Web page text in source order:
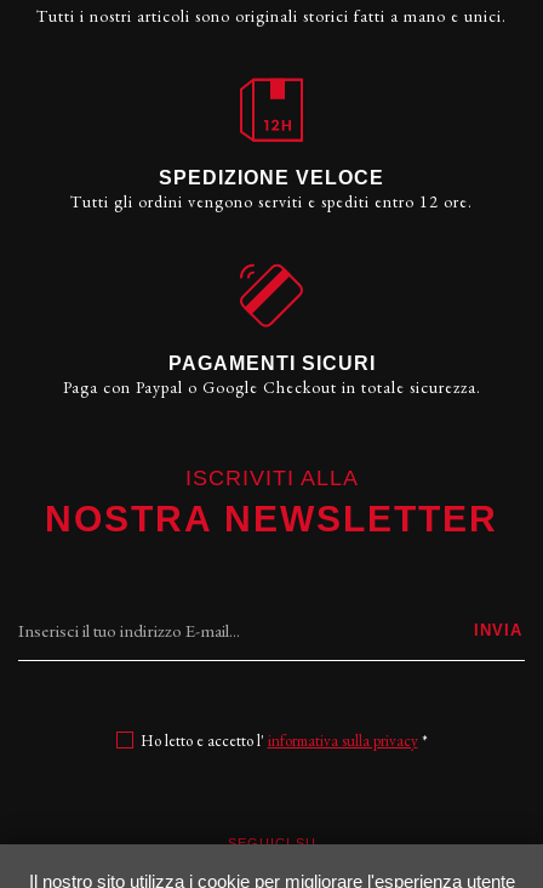
Tutti i nostri articoli sono originali storici fatti a mano e unici.
SPEDIZIONE VELOCE
Tutti gli ordini vengono serviti e spediti entro 12 ore.
PAGAMENTI SICURI
Paga con Paypal o Google Checkout in totale sicurezza.
ISCRIVITI ALLA
NOSTRA NEWSLETTER
INVIA
Ho letto e accetto l' informativa sulla privacy*
SEGUICI SU
Il nostro sito utilizza i cookie per migliorare l'esperienza utente